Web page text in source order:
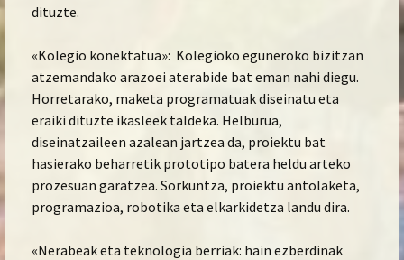
dituzte.
«Kolegio konektatua»: Kolegioko eguneroko bizitzan
atzemandako arazoei aterabide bat eman nahi diegu.
Horretarako, maketa programatuak diseinatu eta
eraiki dituzte ikasleek taldeka. Helburua,
diseinatzaileen azalean jartzea da, proiektu bat
hasierako beharretik prototipo batera heldu arteko
prozesuan garatzea. Sorkuntza, proiektu antolaketa,
programazioa, robotika eta elkarkidetza landu dira.
«Nerabeak eta teknologia berriak: hain ezberdinak